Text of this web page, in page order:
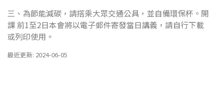
三、為節能減碳，請撘乘大眾交通公具，並自備環保杯。開
課 前1至2日本會將以電子郵件寄發當日講義，請自行下載
或列印使用。
最近更新: 2024-06-05